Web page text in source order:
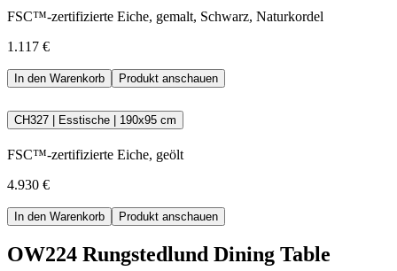
FSC™-zertifizierte Eiche, gemalt, Schwarz, Naturkordel
1.117 €
In den Warenkorb Produkt anschauen
CH327 | Esstische | 190x95 cm
FSC™-zertifizierte Eiche, geölt
4.930 €
In den Warenkorb Produkt anschauen
OW224 Rungstedlund Dining Table